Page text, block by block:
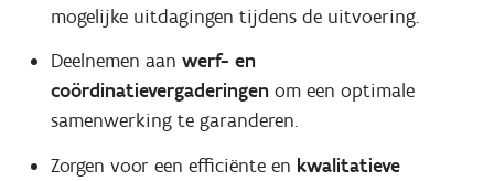
mogelijke uitdagingen tijdens de uitvoering.
Deelnemen aan werf- en
coördinatievergaderingen om een optimale
samenwerking te garanderen.
Zorgen voor een efficiënte en kwalitatieve